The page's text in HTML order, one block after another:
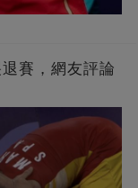
賽，網友評論